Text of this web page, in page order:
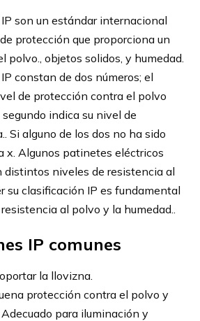
son un estándar internacional
protección que proporciona un
polvo., objetos solidos, y humedad.
constan de dos números; el
de protección contra el polvo
indica su nivel de
Si alguno de los dos no ha sido
x. Algunos patinetes eléctricos
distintos niveles de resistencia al
su clasificación IP es fundamental
al polvo y la humedad..
IP comunes
la llovizna.
protección contra el polvo y
para iluminación y